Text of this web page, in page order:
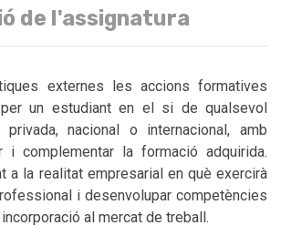
de l'assignatura
externes les accions formatives
per un estudiant en el si de qualsevol
nacional o internacional, amb
i complementar la formació adquirida.
a la realitat empresarial en què exercirà
i desenvolupar competències
al mercat de treball.